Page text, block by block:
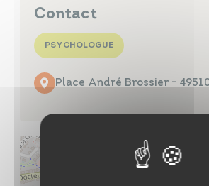
Contact
PSYCHOLOGUE
Place André Brossier -
Annuaires